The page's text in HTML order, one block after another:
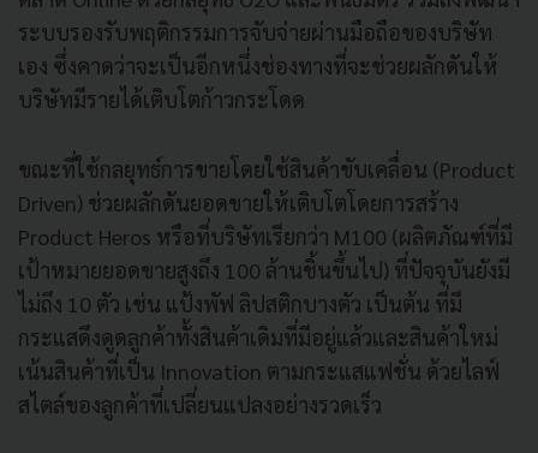
ระบบรองรับพฤติกรรมการจับจ่ายผ่านมือถือของบริษัท
เอง ซึ่งคาดว่าจะเป็นอีกหนึ่งช่องทางที่จะช่วยผลักดันให้
บริษัทมีรายได้เติบโตก้าวกระโดด
ขณะที่ใช้กลยุทธ์การขายโดยใช้สินค้าขับเคลื่อน (Product
Driven) ช่วยผลักดันยอดขายให้เติบโตโดยการสร้าง
Product Heros หรือที่บริษัทเรียกว่า M100 (ผลิตภัณฑ์ที่มี
เป้าหมายยอดขายสูงถึง 100 ล้านชิ้นขึ้นไป) ที่ปัจจุบันยังมี
ไม่ถึง 10 ตัว เช่น แป้งพัฟ ลิปสติกบางตัว เป็นต้น ที่มี
กระแสดึงดูดลูกค้าทั้งสินค้าเดิมที่มีอยู่แล้วและสินค้าใหม่
เน้นสินค้าที่เป็น Innovation ตามกระแสแฟชั่น ด้วยไลฟ์
สไตล์ของลูกค้าที่เปลี่ยนแปลงอย่างรวดเร็ว